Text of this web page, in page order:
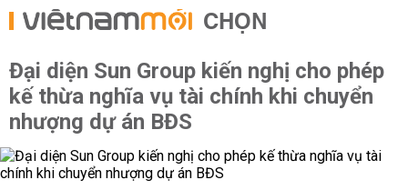
CHỌN
Đại diện Sun Group kiến nghị cho phép
kế thừa nghĩa vụ tài chính khi chuyển
nhượng dự án BĐS